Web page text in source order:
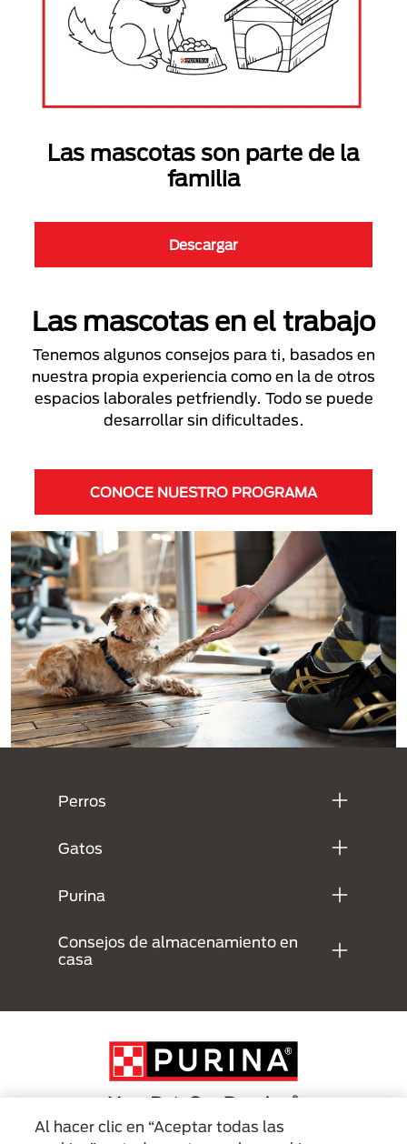
Las mascotas son parte de la
familia
Descargar
Las mascotas en el trabajo
Tenemos algunos consejos para ti, basados en
nuestra propia experiencia como en la de otros
espacios laborales petfriendly. Todo se puede
desarrollar sin dificultades.
CONOCE NUESTRO PROGRAMA
Perros
Gatos
Purina
Consejos de almacenamiento en
casa
Al hacer clic en “Aceptar todas las